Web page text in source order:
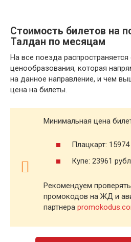
Стоимость билетов на
Талдан по месяцам
На все поезда
ценообразования, которая
на данное направление, и чем
цена на билеты.
Минимальная цена
Плацкарт: 15974
Купе: 23961
Рекомендуем
промокодов на ЖД и
партнера